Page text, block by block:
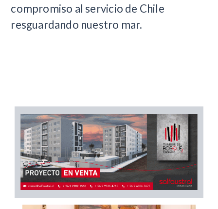
compromiso al servicio de Chile
resguardando nuestro mar.